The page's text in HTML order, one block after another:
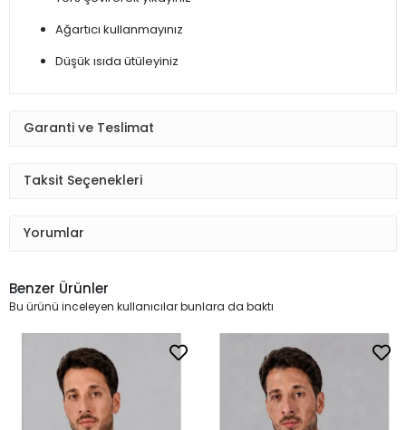
Ağartıcı kullanmayınız
Düşük ısıda ütüleyiniz
Garanti ve Teslimat
Taksit Seçenekleri
Yorumlar
Benzer Ürünler
Bu ürünü inceleyen kullanıcılar bunlara da baktı